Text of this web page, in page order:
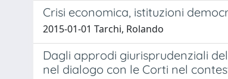
Crisi economica, istituzioni
2015-01-01 Tarchi, Rolando
Dagli approdi giurisprudenziali
nel dialogo con le Corti nel